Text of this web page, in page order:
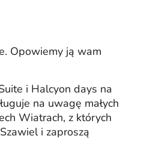
Opowiemy ją wam
i Halcyon days na
na uwagę małych
Wiatrach, z których
i zaproszą